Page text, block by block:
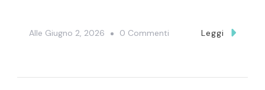
Alle Giugno 2, 2026 0 Commenti Leggi